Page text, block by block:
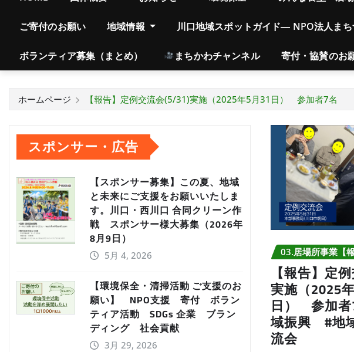
ご寄付のお願い 地域情報 川口地域スポットガイド― NPO法人ま
ボランティア募集（まとめ） まちかわチャンネル 寄付・協賛のお
ホームページ 【報告】定例交流会(5/31)実施（2025年5月31日） 参加者7
スポンサー・広告
【スポンサー募集】この夏、地域
と未来にご支援をお願いいたしま
す。川口・西川口 合同クリーン作
戦 スポンサー様大募集（2026年
8月9日）
5月 4, 2026
【環境保全・清掃活動 ご支援のお
願い】 NPO支援 寄付 ボラン
ティア活動 SDGs 企業 ブラン
ディング 社会貢献
3月 29, 2026
03.居場所事業【報
【報告】定
実施（2025
日） 参加
域振興 #地
流会